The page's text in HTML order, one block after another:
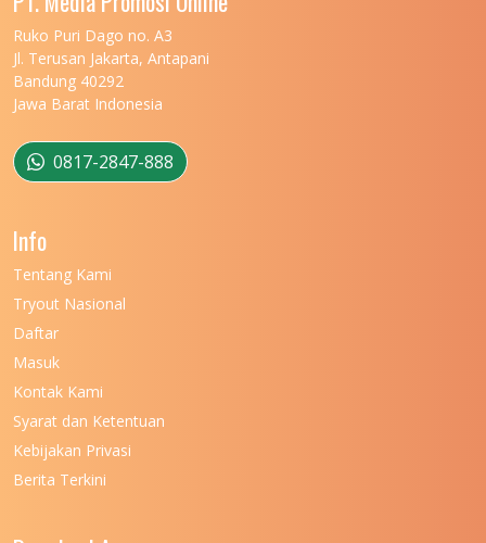
Ruko Puri Dago no. A3
Jl. Terusan Jakarta, Antapani
Bandung 40292
Jawa Barat Indonesia
0817-2847-888
Info
Tentang Kami
Tryout Nasional
Daftar
Masuk
Kontak Kami
Syarat dan Ketentuan
Kebijakan Privasi
Berita Terkini